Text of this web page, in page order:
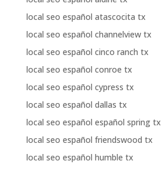
local seo español atascocita tx
local seo español channelview tx
local seo español cinco ranch tx
local seo español conroe tx
local seo español cypress tx
local seo español dallas tx
local seo español español spring tx
local seo español friendswood tx
local seo español humble tx